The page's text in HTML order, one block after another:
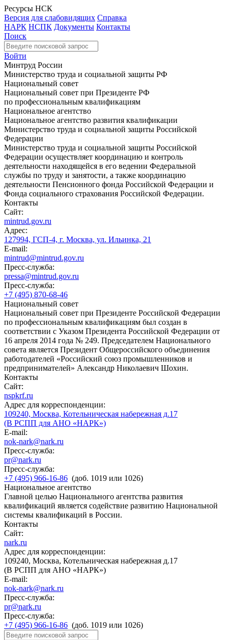
Ресурсы НСК
Версия для слабовидящих Справка
НАРК НСПК Документы Контакты
Поиск
Войти
Минтруд России
Министерство труда и социальной защиты РФ
Национальный совет
Национальный совет при Президенте РФ
по профессиональным квалификациям
Национальное агентство
Национальное агентство развития квалификации
Министерство труда и социальной защиты Российской
Федерации
Министерство труда и социальной защиты Российской
Федерации осуществляет координацию и контроль
деятельности находящейся в его ведении Федеральной
службы по труду и занятости, а также координацию
деятельности Пенсионного фонда Российской Федерации и
Фонда социального страхования Российской Федерации.
Контакты
Сайт:
mintrud.gov.ru
Адрес:
127994, ГСП-4, г. Москва, ул. Ильинка, 21
E-mail:
mintrud@mintrud.gov.ru
Пресс-служба:
pressa@mintrud.gov.ru
Пресс-служба:
+7 (495) 870-68-46
Национальный совет
Национальный совет при Президенте Российской Федерации
по профессиональным квалификациям был создан в
соответствии с Указом Президента Российской Федерации от
16 апреля 2014 года № 249. Председателем Национального
совета является Президент Общероссийского объединения
работодателей «Российский союз промышленников и
предпринимателей» Александр Николаевич Шохин.
Контакты
Сайт:
nspkrf.ru
Адрес для корреспонденции:
109240, Москва, Котельническая набережная д.17
(В РСПП для АНО «НАРК»)
E-mail:
nok-nark@nark.ru
Пресс-служба:
pr@nark.ru
Пресс-служба:
+7 (495) 966-16-86 (доб. 1019 или 1026)
Национальное агентство
Главной целью Национального агентства развития
квалификаций является содействие развитию Национальной
системы квалификаций в России.
Контакты
Сайт:
nark.ru
Адрес для корреспонденции:
109240, Москва, Котельническая набережная д.17
(В РСПП для АНО «НАРК»)
E-mail:
nok-nark@nark.ru
Пресс-служба:
pr@nark.ru
Пресс-служба:
+7 (495) 966-16-86 (доб. 1019 или 1026)